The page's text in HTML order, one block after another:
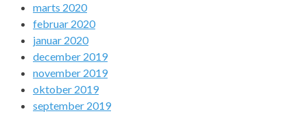
marts 2020
februar 2020
januar 2020
december 2019
november 2019
oktober 2019
september 2019